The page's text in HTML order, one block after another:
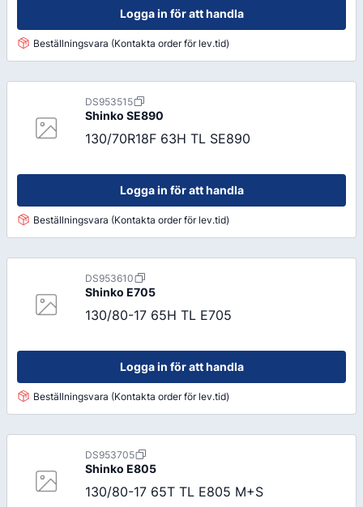
Logga in för att handla
Beställningsvara (Kontakta order för lev.tid)
DS953515
Shinko SE890
130/70R18F 63H TL SE890
Logga in för att handla
Beställningsvara (Kontakta order för lev.tid)
DS953610
Shinko E705
130/80-17 65H TL E705
Logga in för att handla
Beställningsvara (Kontakta order för lev.tid)
DS953705
Shinko E805
130/80-17 65T TL E805 M+S